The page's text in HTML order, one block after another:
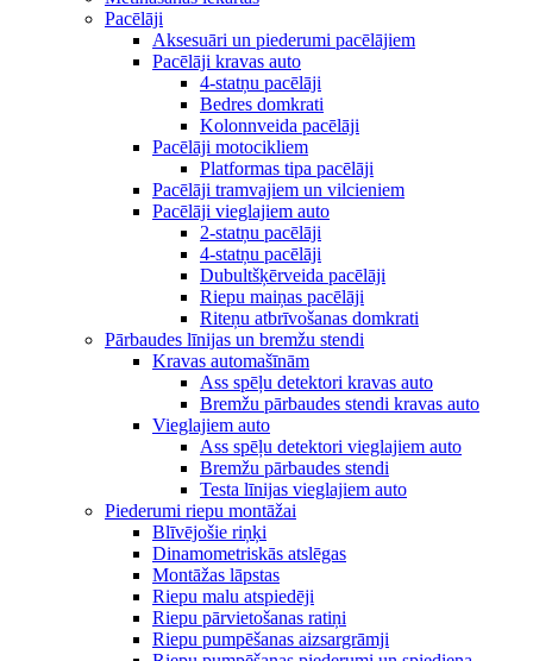
Pacēlāji
Aksesuāri un piederumi pacēlājiem
Pacēlāji kravas auto
4-statņu pacēlāji
Bedres domkrati
Kolonnveida pacēlāji
Pacēlāji motocikliem
Platformas tipa pacēlāji
Pacēlāji tramvajiem un vilcieniem
Pacēlāji vieglajiem auto
2-statņu pacēlāji
4-statņu pacēlāji
Dubultšķērveida pacēlāji
Riepu maiņas pacēlāji
Riteņu atbrīvošanas domkrati
Pārbaudes līnijas un bremžu stendi
Kravas automašīnām
Ass spēļu detektori kravas auto
Bremžu pārbaudes stendi kravas auto
Vieglajiem auto
Ass spēļu detektori vieglajiem auto
Bremžu pārbaudes stendi
Testa līnijas vieglajiem auto
Piederumi riepu montāžai
Blīvējošie riņķi
Dinamometriskās atslēgas
Montāžas lāpstas
Riepu malu atspiedēji
Riepu pārvietošanas ratiņi
Riepu pumpēšanas aizsargrāmji